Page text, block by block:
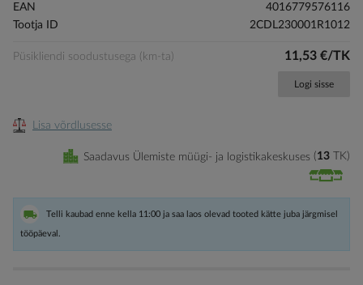
gallery
EAN
4016779576116
Tootja ID
2CDL230001R1012
Püsikliendi soodustusega (km-ta) 11,53 €/TK
Logi sisse
Lisa võrdlusesse
Saadavus Ülemiste müügi- ja logistikakeskuses 13 TK
Telli kaubad enne kella 11:00 ja saa laos olevad tooted kätte juba järgmisel
tööpäeval.